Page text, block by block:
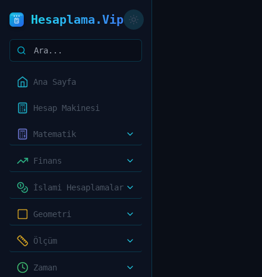
Hesaplama.Vip
Ana Sayfa
Hesap Makinesi
Matematik
Finans
İslami Hesaplamalar
Geometri
Ölçüm
Zaman